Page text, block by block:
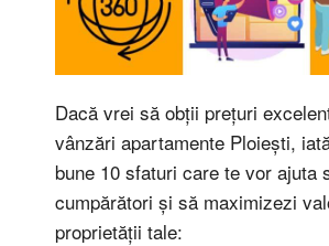
Dacă vrei să obții prețuri
vânzări apartamente Ploiești,
bune 10 sfaturi care te vor ajuta
cumpărători și să maximizezi
proprietății tale: